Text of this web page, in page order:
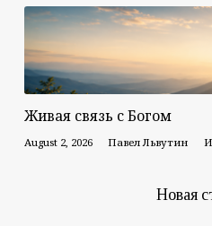
Живая связь с Богом
August 2, 2026 Павел Львутин
Новая